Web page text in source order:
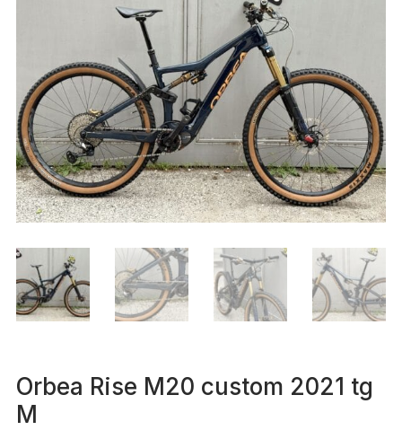
Orbea Rise M20 custom 2021 tg
M